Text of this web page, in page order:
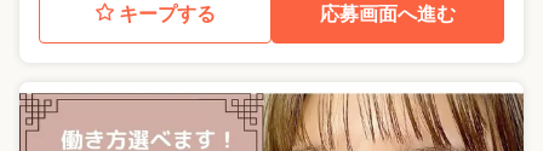
キープする 応募画面へ進む